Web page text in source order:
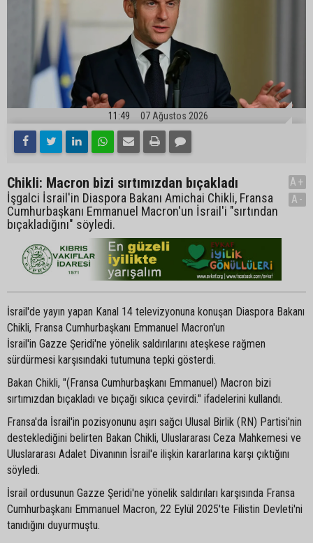
11:49 07 Ağustos 2026
Chikli: Macron bizi sırtımızdan bıçakladı
İşgalci İsrail'in Diaspora Bakanı Amichai Chikli, Fransa
Cumhurbaşkanı Emmanuel Macron'un İsrail'i "sırtından
bıçakladığını" söyledi.
A+
A-
İsrail'de yayın yapan Kanal 14 televizyonuna konuşan Diaspora Bakanı
Chikli, Fransa Cumhurbaşkanı Emmanuel Macron'un
İsrail'in Gazze Şeridi'ne yönelik saldırılarını ateşkese rağmen
sürdürmesi karşısındaki tutumuna tepki gösterdi.
Bakan Chikli, "(Fransa Cumhurbaşkanı Emmanuel) Macron bizi
sırtımızdan bıçakladı ve bıçağı sıkıca çevirdi." ifadelerini kullandı.
Fransa'da İsrail'in pozisyonunu aşırı sağcı Ulusal Birlik (RN) Partisi'nin
desteklediğini belirten Bakan Chikli, Uluslararası Ceza Mahkemesi ve
Uluslararası Adalet Divanının İsrail'e ilişkin kararlarına karşı çıktığını
söyledi.
İsrail ordusunun Gazze Şeridi'ne yönelik saldırıları karşısında Fransa
Cumhurbaşkanı Emmanuel Macron, 22 Eylül 2025'te Filistin Devleti'ni
tanıdığını duyurmuştu.